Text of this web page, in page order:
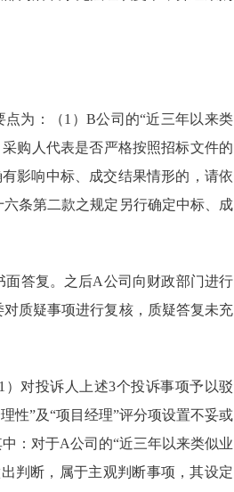
点为：（1 ） B公司的“近三年以来类
采购人代表是否严格按照招标文件的
影响中标、成交结果情形的，请依
六条第二款之规定另行确定中标、成
面答复。之后A公司向财政部门进行
质疑事项进行复核，质疑答复未充
1 ）对投诉人上述3个投诉事项予以驳
性”及“项目经理”评分项设置不妥或
：对于A公司的“近三年以来类似业
判断，属于主观判断事项，其设定